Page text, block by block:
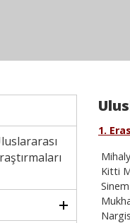
1.
Kitti